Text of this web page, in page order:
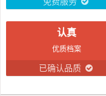
认真
优质档案
已确认品质